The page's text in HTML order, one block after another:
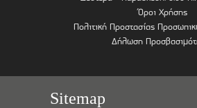
Όροι Χρήσης
Πολιτική Προστασίας
Δήλωση
Sitemap